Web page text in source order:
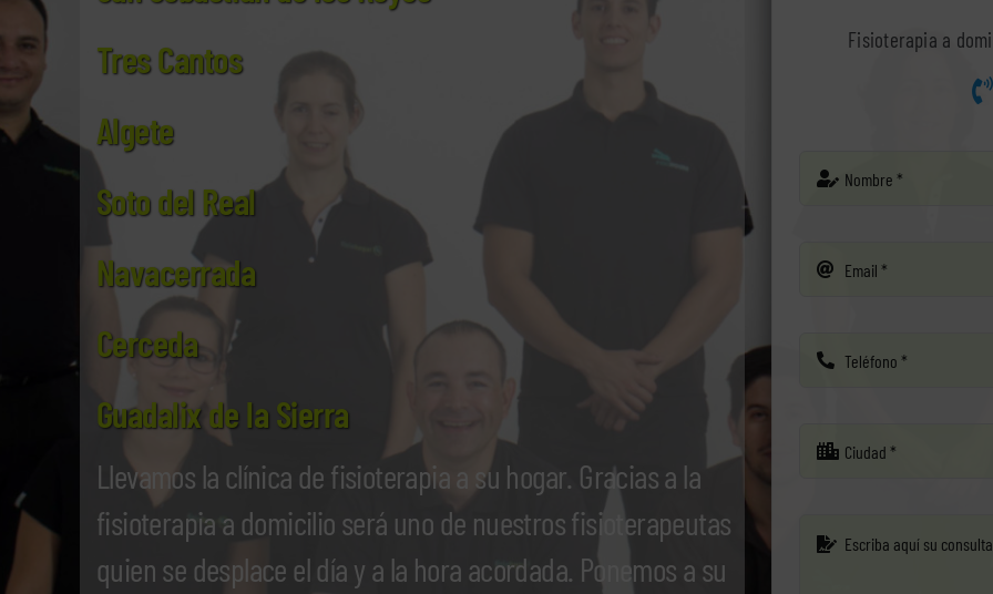
Tres Cantos
Algete
Soto del Real
Navacerrada
Cerceda
Guadalix de la Sierra
Llevamos la clínica de fisioterapia a su hogar. Gracias a la
fisioterapia a domicilio será uno de nuestros fisioterapeutas
quien se desplace el día y a la hora acordada. Ponemos a su
Fisioterapia a